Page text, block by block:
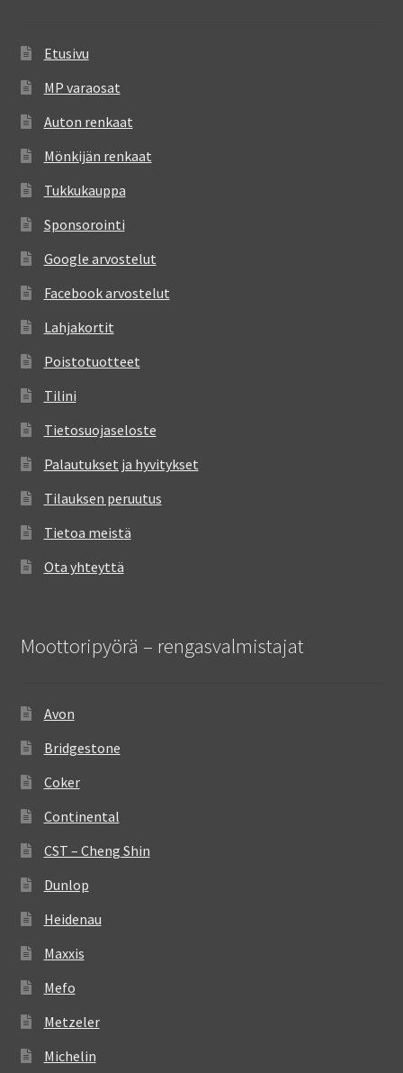
Etusivu
MP varaosat
Auton renkaat
Mönkijän renkaat
Tukkukauppa
Sponsorointi
Google arvostelut
Facebook arvostelut
Lahjakortit
Poistotuotteet
Tilini
Tietosuojaseloste
Palautukset ja hyvitykset
Tilauksen peruutus
Tietoa meistä
Ota yhteyttä
Moottoripyörä – rengasvalmistajat
Avon
Bridgestone
Coker
Continental
CST – Cheng Shin
Dunlop
Heidenau
Maxxis
Mefo
Metzeler
Michelin